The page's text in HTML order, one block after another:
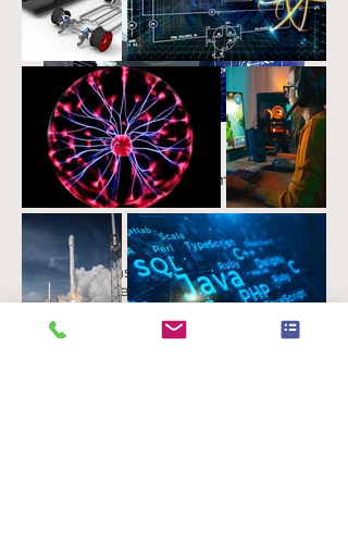
Curso dinámico con profunda
fundamentación en ciencias
cognitivas (percibir, comprender y
actuar) cuyos objetivos específicos
son:
Construir una base conceptual
sólida en las áreas STEAM.
Aprender estrategias de resolución
de problemas para resolver
problemas de manera eficiente
enfrentándose con casos reales de